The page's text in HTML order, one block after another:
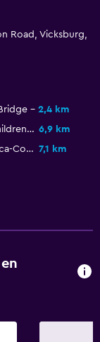
Road, Vicksburg,
2,4 km
Catfish Row Children's Art Park 6,9 km
Biedenharn Coca-Cola Museum 7,1 km